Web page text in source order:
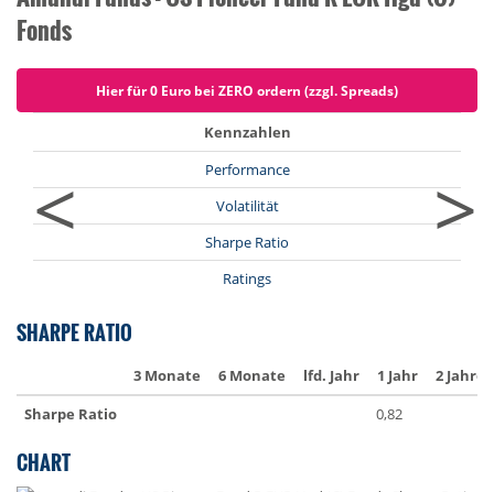
Fonds
Hier für 0 Euro bei ZERO ordern (zzgl. Spreads)
<
Kennzahlen
Performance
Volatilität
Sharpe Ratio
Ratings
>
SHARPE RATIO
3 Monate 6 Monate lfd. Jahr 1 Jahr
2 Jahre
Sharpe Ratio
0,82
CHART